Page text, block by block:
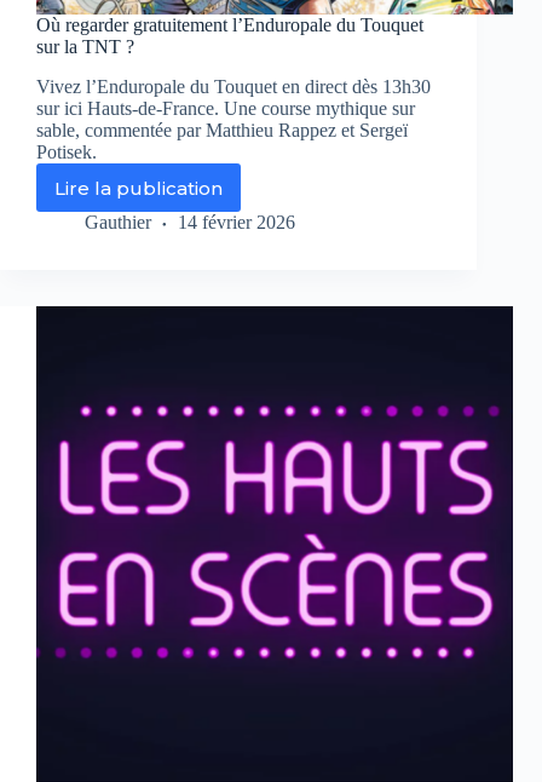
Où regarder gratuitement l’Enduropale du Touquet
sur la TNT ?
Vivez l’Enduropale du Touquet en direct dès 13h30
sur ici Hauts-de-France. Une course mythique sur
sable, commentée par Matthieu Rappez et Sergeï
Potisek.
Lire la publication
Où
regarder
Touquet
?
Gauthier 14 février 2026